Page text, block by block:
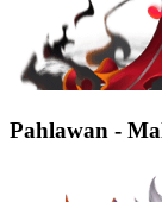
Pahlawan -